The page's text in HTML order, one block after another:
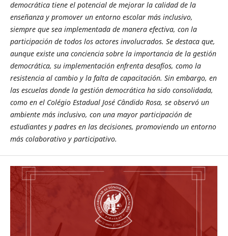
democrática tiene el potencial de mejorar la calidad de la
enseñanza y promover un entorno escolar más inclusivo,
siempre que sea implementada de manera efectiva, con la
participación de todos los actores involucrados. Se destaca que,
aunque existe una conciencia sobre la importancia de la gestión
democrática, su implementación enfrenta desafíos, como la
resistencia al cambio y la falta de capacitación. Sin embargo, en
las escuelas donde la gestión democrática ha sido consolidada,
como en el Colégio Estadual José Cândido Rosa, se observó un
ambiente más inclusivo, con una mayor participación de
estudiantes y padres en las decisiones, promoviendo un entorno
más colaborativo y participativo.